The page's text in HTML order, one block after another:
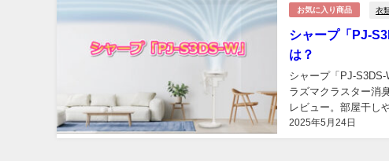
お気に入り商品 衣
シャープ「PJ-
は？
2025年5月24日
シャープ「PJ-
ラズマクラスター消
レビュー。部屋干し